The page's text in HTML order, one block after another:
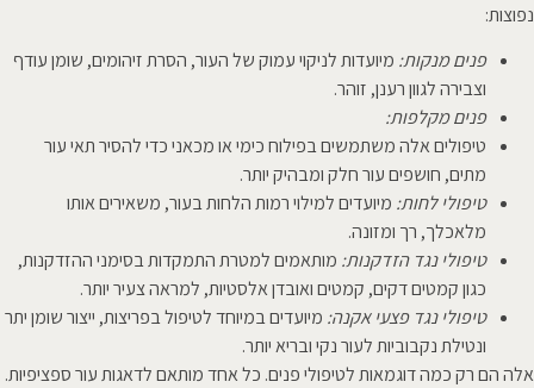
נפוצות:
פנים מנקות: מיועדות לניקוי עמוק של העור, הסרת זיהומים, שומן עודף
וצבירה לגוון רענן, זוהר.
פנים מקלפות:
טיפולים אלה משתמשים בפילוח כימי או מכאני כדי להסיר תאי עור
מתים, חושפים עור חלק ומבהיק יותר.
טיפולי לחות: מיועדים למילוי רמות הלחות בעור, משאירים אותו
מלאכלך, רך ומזונה.
טיפולי נגד הזדקנות: מותאמים למטרת התמקדות בסימני ההזדקנות,
כגון קמטים דקים, קמטים ואובדן אלסטיות, למראה צעיר יותר.
טיפולי נגד פצעי אקנה: מיועדים במיוחד לטיפול בפריצות, ייצור שומן יתר
ונטילת נקבוביות לעור נקי ובריא יותר.
אלה הם רק כמה דוגמאות לטיפולי פנים. כל אחד מותאם לדאגות עור ספציפיות.